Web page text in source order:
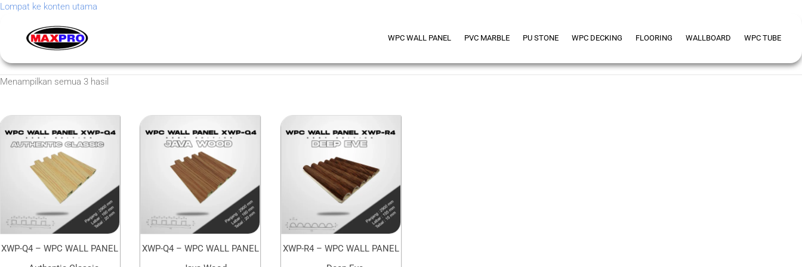
Lompat ke konten utama
WPC WALL PANEL PVC MARBLE PU STONE WPC DECKING FLOORING WALLBOARD WPC TUBE
Menampilkan semua 3 hasil
XWP-Q4 – WPC WALL PANEL
XWP-Q4 – WPC WALL PANEL
XWP-R4 – WPC WALL PANEL